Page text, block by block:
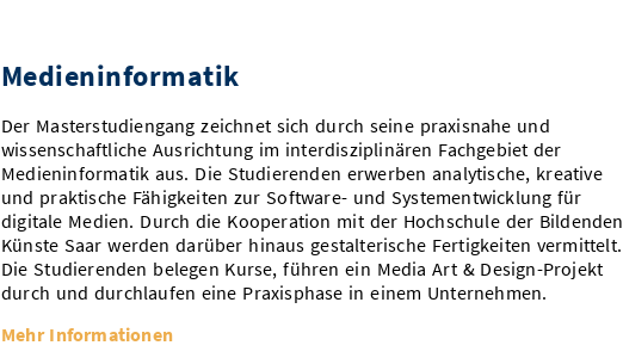
Medieninformatik
Der Masterstudiengang zeichnet sich durch seine praxisnahe und
wissenschaftliche Ausrichtung im interdisziplinären Fachgebiet der
Medieninformatik aus. Die Studierenden erwerben analytische, kreative
und praktische Fähigkeiten zur Software- und Systementwicklung für
digitale Medien. Durch die Kooperation mit der Hochschule der Bildenden
Künste Saar werden darüber hinaus gestalterische Fertigkeiten vermittelt.
Die Studierenden belegen Kurse, führen ein Media Art & Design-Projekt
durch und durchlaufen eine Praxisphase in einem Unternehmen.
Mehr Informationen